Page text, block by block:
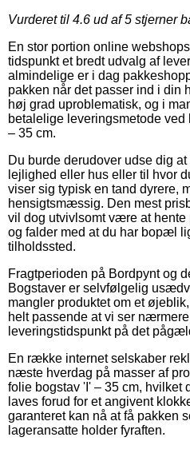
Vurderet til 4.6 ud af 5 stjerner
En stor portion online
tidspunkt et bredt udvalg af
almindelige er i dag
pakken når det passer ind i din
høj grad uproblematisk, og i
betalelige leveringsmetode
– 35 cm.
Du burde derudover udse dig
lejlighed eller hus eller til hvor
viser sig typisk en tand dyrere,
hensigtsmæssig. Den mest
vil dog utvivlsomt være at hente
og falder med at du har bopæl
tilholdssted.
Fragtperioden på Bordpynt og
Bogstaver er selvfølgelig
mangler produktet om et
helt passende at vi ser
leveringstidspunkt på det
En række internet selskaber
næste hverdag på masser af
folie bogstav 'I' – 35 cm, hvilket
laves forud for et angivent
garanteret kan nå at få pakken
lageransatte holder fyraften.